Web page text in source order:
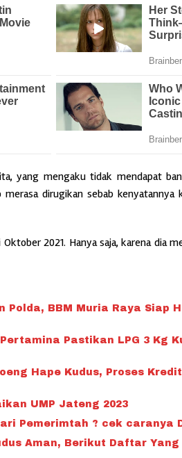
yang mengaku tidak mendapat
dirugikan sebab kenyatannya
2021. Hanya saja, karena dia
Polda, BBM Muria Raya Siap
Pastikan LPG 3 Kg
Hape Kudus, Proses
UMP Jateng 2023
Pemerimtah ? cek caranya
Aman, Berikut Daftar Yang